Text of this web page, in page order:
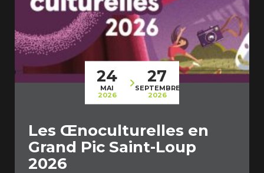
24
MAI
2026
27
SEPTEMBRE
2026
Les Œnoculturelles en
Grand Pic Saint-Loup
2026